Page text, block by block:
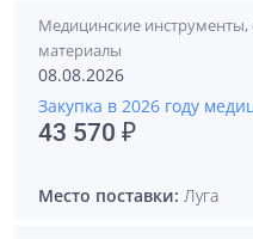
Медицинские
материалы
08.08.2026
Закупка в 2026 году
43 570 ₽
Место поставки: Луга